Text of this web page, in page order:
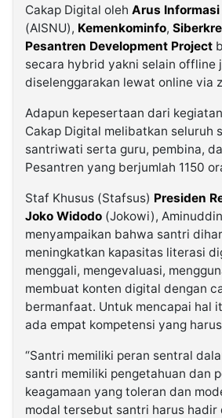
Cakap Digital oleh Arus
(AISNU), Kemenkominfo,
Pesantren Development Project
secara hybrid yakni selain offline
diselenggarakan lewat online via
Adapun kepesertaan dari
Cakap Digital melibatkan seluruh
santriwati serta guru, pembina,
Pesantren yang berjumlah 1150
Staf Khusus (Stafsus) Presiden
Joko Widodo (Jokowi),
menyampaikan bahwa santri
meningkatkan kapasitas literasi
menggali, mengevaluasi,
membuat konten digital dengan
bermanfaat. Untuk mencapai hal
ada empat kompetensi yang
“Santri memiliki peran sentral
santri memiliki pengetahuan dan
keagamaan yang toleran dan
modal tersebut santri harus hadir